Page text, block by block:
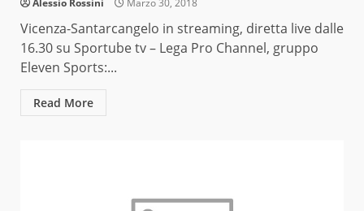
Alessio Rossini Marzo 30, 2018
Vicenza-Santarcangelo in streaming, diretta live dalle
16.30 su Sportube tv – Lega Pro Channel, gruppo
Eleven Sports:...
Read More